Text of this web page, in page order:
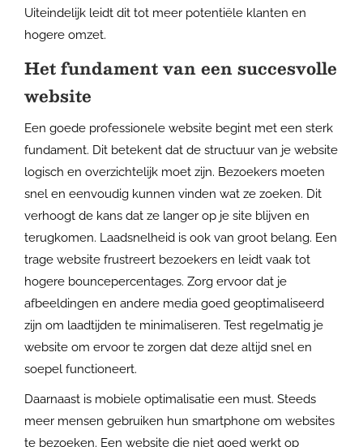
Uiteindelijk leidt dit tot meer potentiële klanten en
hogere omzet.
Het fundament van een succesvolle
website
Een goede professionele website begint met een sterk
fundament. Dit betekent dat de structuur van je website
logisch en overzichtelijk moet zijn. Bezoekers moeten
snel en eenvoudig kunnen vinden wat ze zoeken. Dit
verhoogt de kans dat ze langer op je site blijven en
terugkomen. Laadsnelheid is ook van groot belang. Een
trage website frustreert bezoekers en leidt vaak tot
hogere bouncepercentages. Zorg ervoor dat je
afbeeldingen en andere media goed geoptimaliseerd
zijn om laadtijden te minimaliseren. Test regelmatig je
website om ervoor te zorgen dat deze altijd snel en
soepel functioneert.
Daarnaast is mobiele optimalisatie een must. Steeds
meer mensen gebruiken hun smartphone om websites
te bezoeken. Een website die niet goed werkt op